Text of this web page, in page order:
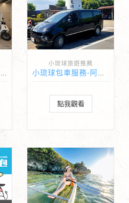
小琉球旅遊推薦
點我觀看